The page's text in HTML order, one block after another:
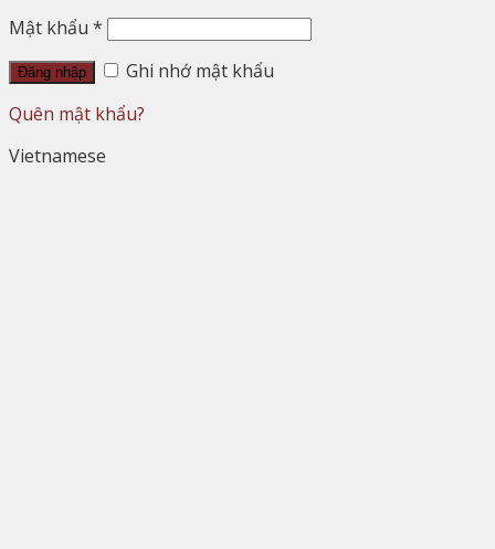
Mật khẩu *
Đăng nhập
Ghi nhớ mật khẩu
Quên mật khẩu?
Vietnamese